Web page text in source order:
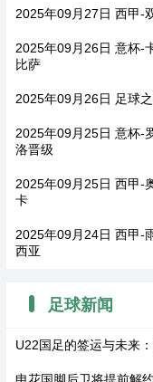
2025年09月27日 西甲-
2025年09月26日 意杯-
比萨
2025年09月26日 足球
2025年09月25日 意杯-
洛晋级
2025年09月25日 西甲-
卡
2025年09月24日 西甲-
西亚
足球新闻
U22国足的签运与未来
申花国脚后卫将提前解